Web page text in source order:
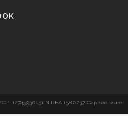
12745930151 N.REA 1580237 Cap.soc. euro